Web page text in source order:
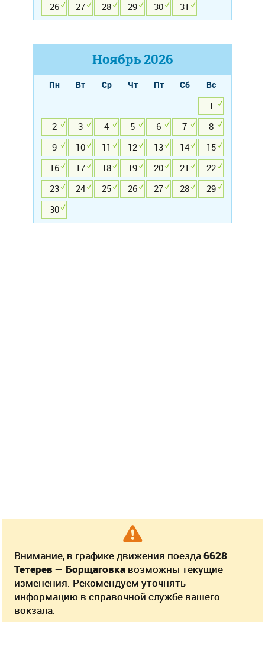
26
27 28 29 30 31
Ноябрь2026
Пн Вт Ср Чт Пт Сб
Вс
1
2
3 4 5 6 7
8
9
10 11 12 13 14
15
16
17 18 19 20 21
22
23
24 25 26 27 28
29
30
Внимание, в графике движения поезда6628
Тетерев — Борщаговка возможны текущие
изменения. Рекомендуем уточнять
информацию в справочной службе вашего
вокзала.